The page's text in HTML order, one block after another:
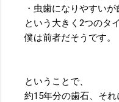
・虫歯になりやすいが
という大きく2つのタ
僕は前者だそうです。
ということで、
約15年分の歯石、そ